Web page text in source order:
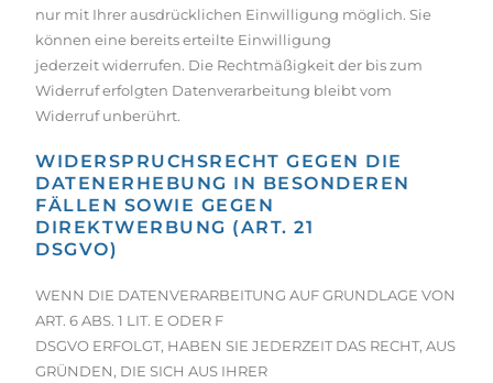
nur mit Ihrer ausdrücklichen Einwilligung möglich. Sie
können eine bereits erteilte Einwilligung
jederzeit widerrufen. Die Rechtmäßigkeit der bis zum
Widerruf erfolgten Datenverarbeitung bleibt vom
Widerruf unberührt.
WIDERSPRUCHSRECHT GEGEN DIE
DATENERHEBUNG IN BESONDEREN
FÄLLEN SOWIE GEGEN
DIREKTWERBUNG (ART. 21
DSGVO)
WENN DIE DATENVERARBEITUNG AUF GRUNDLAGE VON
ART. 6 ABS. 1 LIT. E ODER F
DSGVO ERFOLGT, HABEN SIE JEDERZEIT DAS RECHT, AUS
GRÜNDEN, DIE SICH AUS IHRER